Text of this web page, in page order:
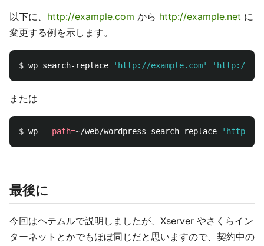
以下に、 http://example.com から http://example.net に
変更する例を示します。
$ wp search-replace 'http://example.com' 'http://
または
$ wp --path=~/web/wordpress search-replace 'http://
最後に
今回はヘテムルで説明しましたが、Xserver やさくらイン
ターネットとかでもほぼ同じだと思いますので、契約中の